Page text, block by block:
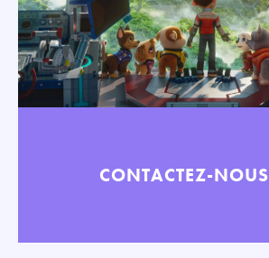
CONTACTEZ-NOUS